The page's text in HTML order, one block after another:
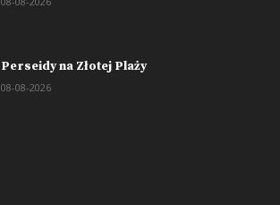
Perseidy na Złotej Plaży
08-08-2026